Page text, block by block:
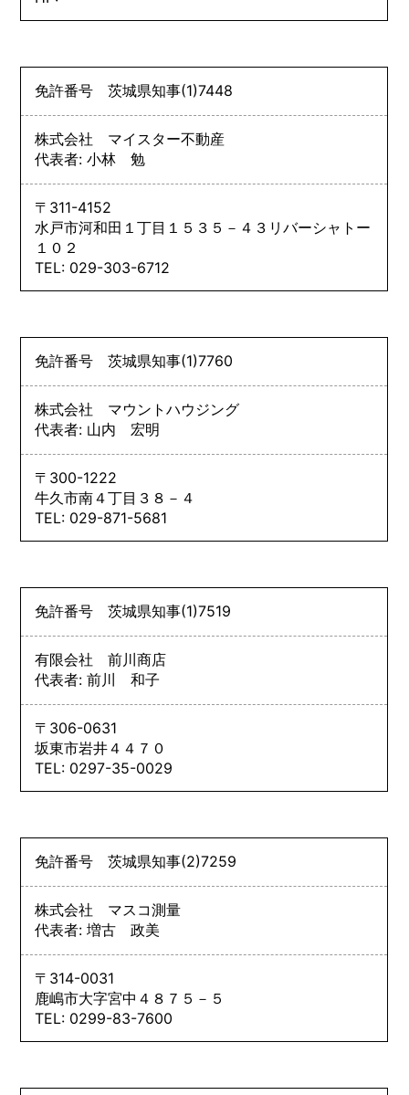
免許番号茨城県知事(1)7448
株式会社 マイスター不動産
代表者: 小林 勉
〒311-4152
水戸市河和田１丁目１５３５－４３リバーシャトー
１０２
TEL: 029-303-6712
免許番号茨城県知事(1)7760
株式会社 マウントハウジング
代表者: 山内 宏明
〒300-1222
牛久市南４丁目３８－４
TEL: 029-871-5681
免許番号茨城県知事(1)7519
有限会社 前川商店
代表者: 前川 和子
〒306-0631
坂東市岩井４４７０
TEL: 0297-35-0029
免許番号茨城県知事(2)7259
株式会社 マスコ測量
代表者: 増古 政美
〒314-0031
鹿嶋市大字宮中４８７５－５
TEL: 0299-83-7600